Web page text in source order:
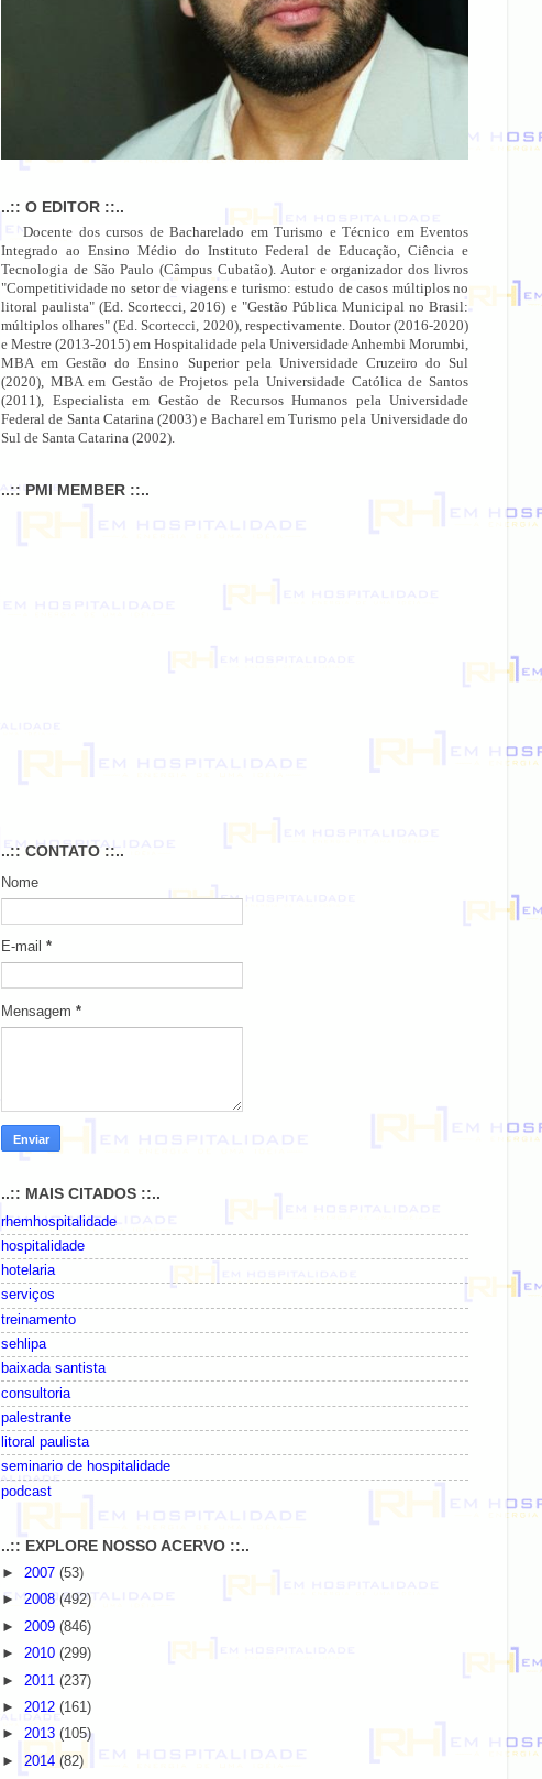
..:: O EDITOR ::..
Docente dos cursos de Bacharelado em Turismo e Técnico em Eventos
Integrado ao Ensino Médio do Instituto Federal de Educação, Ciência e
Tecnologia de São Paulo (Câmpus Cubatão). Autor e organizador dos livros
"Competitividade no setor de viagens e turismo: estudo de casos múltiplos no
litoral paulista" (Ed. Scortecci, 2016) e "Gestão Pública Municipal no Brasil:
múltiplos olhares" (Ed. Scortecci, 2020), respectivamente. Doutor (2016-2020)
e Mestre (2013-2015) em Hospitalidade pela Universidade Anhembi Morumbi,
MBA em Gestão do Ensino Superior pela Universidade Cruzeiro do Sul
(2020), MBA em Gestão de Projetos pela Universidade Católica de Santos
(2011), Especialista em Gestão de Recursos Humanos pela Universidade
Federal de Santa Catarina (2003) e Bacharel em Turismo pela Universidade do
Sul de Santa Catarina (2002).
..:: PMI MEMBER ::..
..:: CONTATO ::..
Nome
E-mail *
Mensagem *
..:: MAIS CITADOS ::..
rhemhospitalidade
hospitalidade
hotelaria
serviços
treinamento
sehlipa
baixada santista
consultoria
palestrante
litoral paulista
seminario de hospitalidade
podcast
..:: EXPLORE NOSSO ACERVO ::..
► 2007 (53)
► 2008 (492)
► 2009 (846)
► 2010 (299)
► 2011 (237)
► 2012 (161)
► 2013 (105)
► 2014 (82)